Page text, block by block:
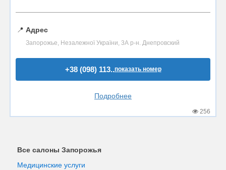
📍 Адрес
Запорожье, Незалежної України, 3А р-н. Днепровский
+38 (098) 113..показать номер
Подробнее
256
Все салоны Запорожья
Медицинские услуги